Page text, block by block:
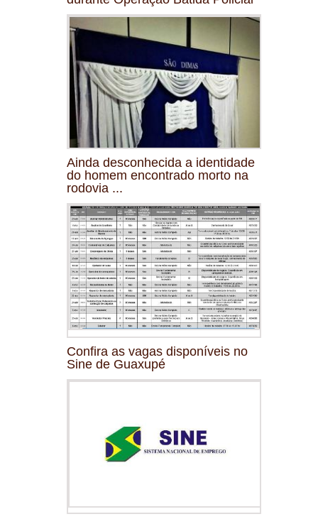
Ainda desconhecida a identidade
do homem encontrado morto na
rodovia ...
Confira as vagas disponíveis no
Sine de Guaxupé